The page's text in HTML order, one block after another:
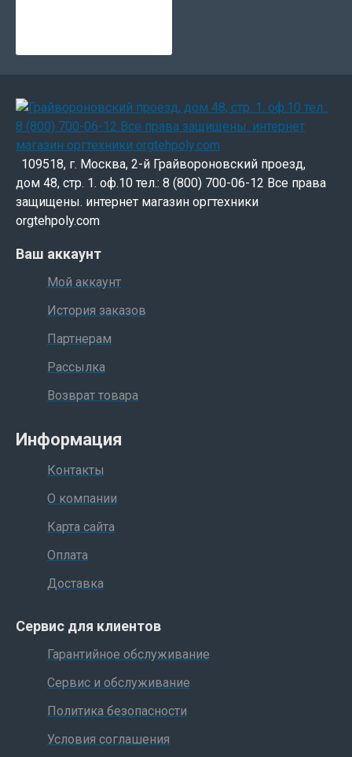
109518, г. Москва, 2-й Грайвороновский проезд,
дом 48, стр. 1. оф.10 тел.: 8 (800) 700-06-12 Все права
защищены. интернет магазин оргтехники
orgtehpoly.com
Ваш аккаунт
Мой аккаунт
История заказов
Партнерам
Рассылка
Возврат товара
Информация
Контакты
О компании
Карта сайта
Оплата
Доставка
Сервис для клиентов
Гарантийное обслуживание
Сервис и обслуживание
Политика безопасности
Условия соглашения